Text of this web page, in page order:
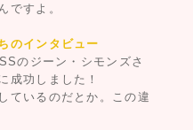
ですよ。
のインタビュー
のジーン・シモンズさ
成功しました！
ているのだとか。この違